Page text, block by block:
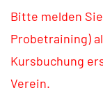
Bitte melden
Probetraining)
Kursbuchung
Verein.